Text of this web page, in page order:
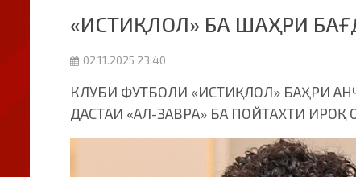
«ИСТИҚЛОЛ» БА ШАҲРИ
02.11.2025 23:40
КЛУБИ ФУТБОЛИ «ИСТИҚЛОЛ» БАҲРИ
ДАСТАИ «АЛ-ЗАВРА» БА ПОЙТАХТИ ИРОҚ